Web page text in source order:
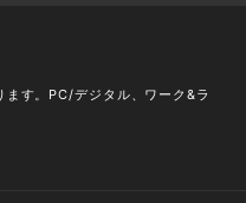
す。PC/デジタル、ワーク&ラ